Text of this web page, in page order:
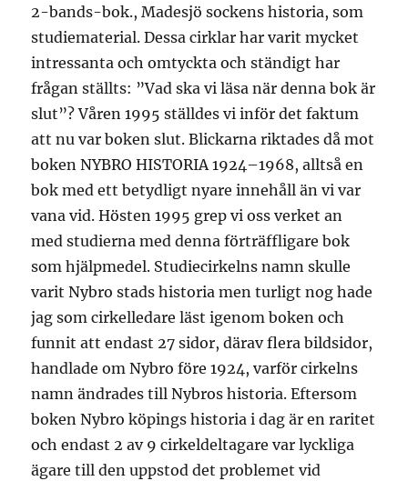
2-bands-bok., Madesjö sockens historia, som
studiematerial. Dessa cirklar har varit mycket
intressanta och omtyckta och ständigt har
frågan ställts: ”Vad ska vi läsa när denna bok är
slut”? Våren 1995 ställdes vi inför det faktum
att nu var boken slut. Blickarna riktades då mot
boken NYBRO HISTORIA 1924–1968, alltså en
bok med ett betydligt nyare innehåll än vi var
vana vid. Hösten 1995 grep vi oss verket an
med studierna med denna förträffligare bok
som hjälpmedel. Studiecirkelns namn skulle
varit Nybro stads historia men turligt nog hade
jag som cirkelledare läst igenom boken och
funnit att endast 27 sidor, därav flera bildsidor,
handlade om Nybro före 1924, varför cirkelns
namn ändrades till Nybros historia. Eftersom
boken Nybro köpings historia i dag är en raritet
och endast 2 av 9 cirkeldeltagare var lyckliga
ägare till den uppstod det problemet vid